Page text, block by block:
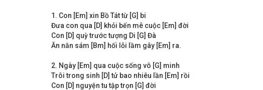
1. Con [Em] xin Bồ Tát từ [G] bi
Đưa con qua [D] khỏi bến mê cuộc [Em] đời
Con [D] quỳ trước tượng Di [G] Đà
Ăn năn sám [Bm] hối lỗi lầm gây [Em] ra.
2. Ngày [Em] qua cuộc sống vô [G] minh
Trôi trong sinh [D] tử bao nhiêu lần [Em] rồi
Con [D] nguyện tu tập trọn [G] đời